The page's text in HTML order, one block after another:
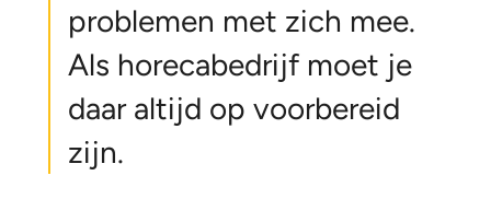
problemen met zich mee.
Als horecabedrijf moet je
daar altijd op voorbereid
zijn.